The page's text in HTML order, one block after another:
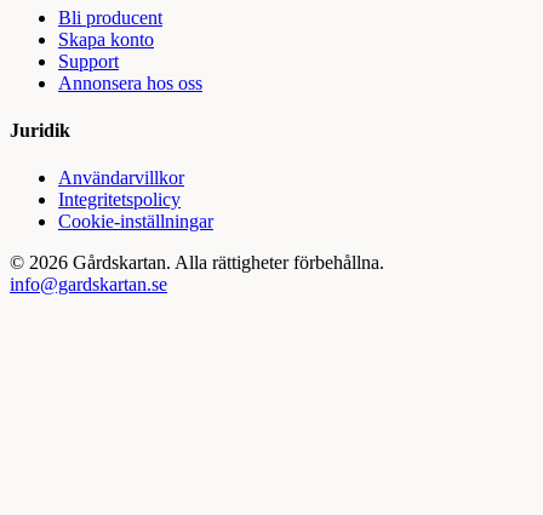
Bli producent
Skapa konto
Support
Annonsera hos oss
Juridik
Användarvillkor
Integritetspolicy
Cookie-inställningar
© 2026 Gårdskartan. Alla rättigheter förbehållna.
info@gardskartan.se